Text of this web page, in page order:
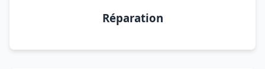
Réparation